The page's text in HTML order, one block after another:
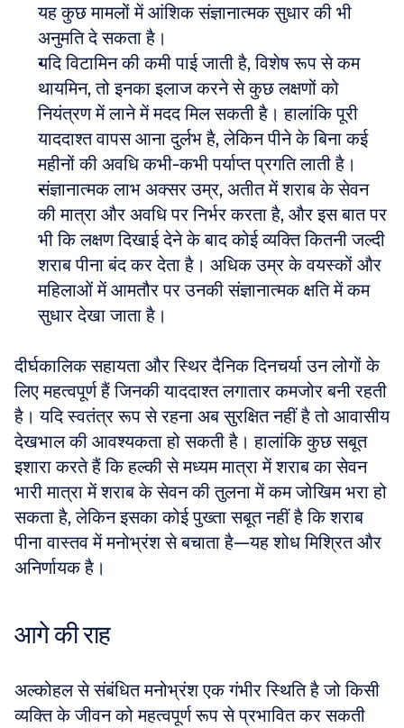
यह कुछ मामलों में आंशिक संज्ञानात्मक सुधार की भी
अनुमति दे सकता है।
यदि विटामिन की कमी पाई जाती है, विशेष रूप से कम
थायमिन, तो इनका इलाज करने से कुछ लक्षणों को
नियंत्रण में लाने में मदद मिल सकती है। हालांकि पूरी
याददाश्त वापस आना दुर्लभ है, लेकिन पीने के बिना कई
महीनों की अवधि कभी-कभी पर्याप्त प्रगति लाती है।
संज्ञानात्मक लाभ अक्सर उम्र, अतीत में शराब के सेवन
की मात्रा और अवधि पर निर्भर करता है, और इस बात पर
भी कि लक्षण दिखाई देने के बाद कोई व्यक्ति कितनी जल्दी
शराब पीना बंद कर देता है। अधिक उम्र के वयस्कों और
महिलाओं में आमतौर पर उनकी संज्ञानात्मक क्षति में कम
सुधार देखा जाता है।
दीर्घकालिक सहायता और स्थिर दैनिक दिनचर्या उन लोगों के
लिए महत्वपूर्ण हैं जिनकी याददाश्त लगातार कमजोर बनी रहती
है। यदि स्वतंत्र रूप से रहना अब सुरक्षित नहीं है तो आवासीय
देखभाल की आवश्यकता हो सकती है। हालांकि कुछ सबूत
इशारा करते हैं कि हल्की से मध्यम मात्रा में शराब का सेवन
भारी मात्रा में शराब के सेवन की तुलना में कम जोखिम भरा हो
सकता है, लेकिन इसका कोई पुख्ता सबूत नहीं है कि शराब
पीना वास्तव में मनोभ्रंश से बचाता है—यह शोध मिश्रित और
अनिर्णायक है।
आगे की राह
अल्कोहल से संबंधित मनोभ्रंश एक गंभीर स्थिति है जो किसी
व्यक्ति के जीवन को महत्वपूर्ण रूप से प्रभावित कर सकती